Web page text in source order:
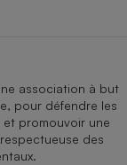
association à but
pour défendre les
promouvoir une
des